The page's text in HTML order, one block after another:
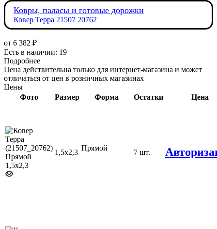
Ковры, паласы и готовые дорожки
Ковер Терра 21507 20762
от 6 382 ₽
Есть в наличии: 19
Подробнее
Цена действительна только для интернет-магазина и может
отличаться от цен в розничных магазинах
Цены
Фото
Размер Форма Остатки Цена
1,5х2,3
Прямой
7 шт.